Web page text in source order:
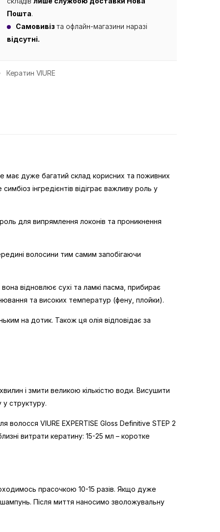
Пошта.
Самовивіз та офлайн-магазини наразі
відсутні.
Кератин VIURE
має дуже багатий склад корисних та поживних
інгредієнтів відіграє важливу роль у
для випрямлення локонів та проникнення
волосини тим самим запобігаючи
відновлює сухі та ламкі пасма, прибирає
та високих температур (фену, плойки).
на дотик. Також ця олія відповідає за
і змити великою кількістю води. Висушити
у структуру.
VIURE EXPERTISE Gloss Definitive STEP 2
витрати кератину: 15-25 мл – коротке
прасочкою 10-15 разів. Якщо дуже
Після миття наносимо зволожувальну